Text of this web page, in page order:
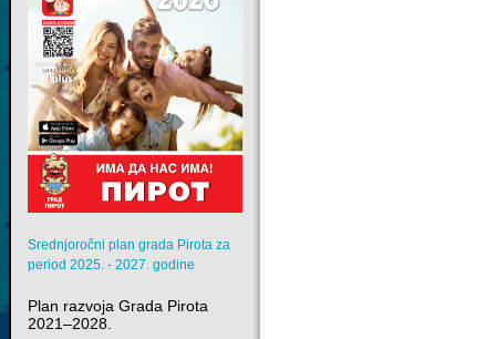
Srednjoročni plan grada Pirota za
period 2025. - 2027. godine
Plan razvoja Grada Pirota
2021–2028.